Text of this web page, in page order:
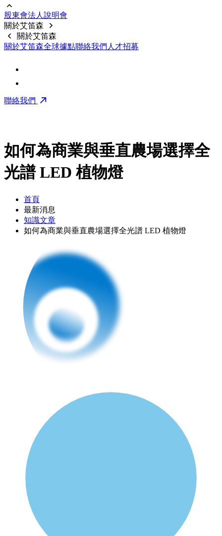
財務報告
公開說明書
前往 股東專欄
股價資料
前十大股東
股東會法⼈說明會
關於艾笛森
關於艾笛森
關於艾笛森全球據點聯絡我們 人才招募
聯絡我們
如何為商業與垂直農場選擇全
光譜 LED 植物燈
首頁
最新消息
知識⽂章
如何為商業與垂直農場選擇全光譜 LED 植物燈